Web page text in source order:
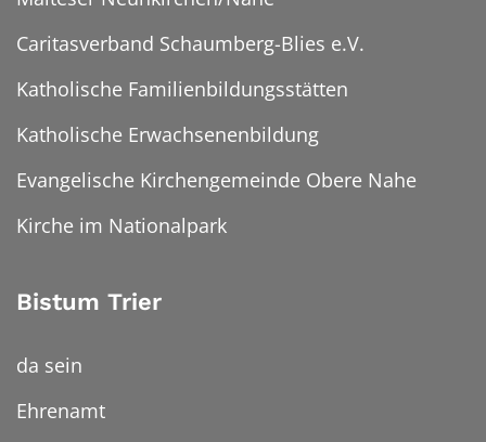
Caritasverband Schaumberg-Blies e.V.
Katholische Familienbildungsstätten
Katholische Erwachsenenbildung
Evangelische Kirchengemeinde Obere Nahe
Kirche im Nationalpark
Bistum Trier
da sein
Ehrenamt